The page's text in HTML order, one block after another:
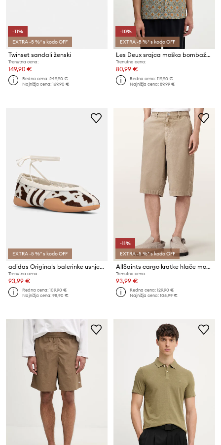
-11%
EXTRA -5 %* s kodo OFF
Twinset sandali ženski
Trenutna cena:
149,90 €
Redna cena:249,90 €
Najnižja cena:169,90 €
-10%
EXTRA -5 %* s kodo OFF
Les Deux srajca moška bombažna Lukas
Trenutna cena:
80,99 €
Redna cena:119,90 €
Najnižja cena:89,99 €
EXTRA -5 %* s kodo OFF
adidas Originals balerinke usnjene Taekwondo Mei
Trenutna cena:
93,99 €
Redna cena:109,90 €
Najnižja cena:98,90 €
-11%
EXTRA -5 %* s kodo OFF
AllSaints cargo kratke hlače moške bombažne JACKSON
Trenutna cena:
93,99 €
Redna cena:129,90 €
Najnižja cena:105,99 €